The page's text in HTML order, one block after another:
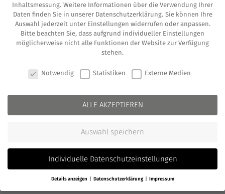
längst nicht mehr nur als Ort für einen kurz­
wei­li­gen Auf­ent­halt. In den letz­ten Jah­ren hat
sich jedoch Dubai zur Metro­po­le für Ruhe­ständ­
ler und Pri­va­tiers ent­wi­ckelt. Nicht nur das Wet­
ter son­dern auch der attrak­ti­ve Lebens­stil, die
ein wich­ti­ges Asset. Für die­se Grup­pe ist Dubai
ein attrak­ti­ves Ziel, denn die VAE erhe­ben kei­
ne Ein­kom­mens­steu­er für Pri­vat­per­so­nen. Nun
neue Reti­re­ment Visa.
Sinn und Zweck des Ruhestand-Visums
Inhaltsmessung. Weitere Informationen über die Verwendung Ihrer
Daten finden Sie in unserer Datenschutzerklärung. Sie können Ihre
Auswahl jederzeit unter Einstellungen widerrufen oder anpassen.
Bitte beachten Sie, dass aufgrund individueller Einstellungen
möglicherweise nicht alle Funktionen der Website zur Verfügung
stehen.
Notwendig
Statistiken Externe Medien
ALLE AKZEPTIEREN
Auswahl speichern
Individuelle Datenschutzeinstellungen
Details anzeigen Datenschutzerklärung Impressum